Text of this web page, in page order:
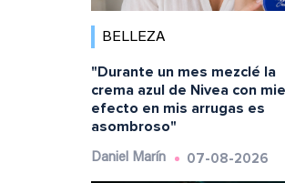
BELLEZA
"Durante un mes mezclé la
crema azul de Nivea con
efecto en mis arrugas es
asombroso"
Daniel Marín 07-08-2026